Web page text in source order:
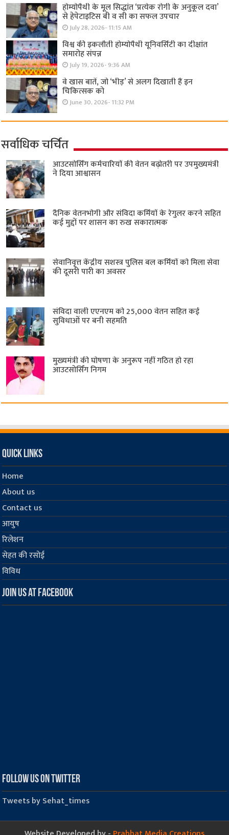
होम्योपैथी के मूल सिद्धांत ‘प्रत्येक रोगी केे अनुकूल दवा’
से हेपेटाइटिस बी व सी का सफल उपचार
July 28, 2026- 11:15 AM
विश्व की इकलौती होम्योपैथी यूनिवर्सिटी का दीक्षांत
समारोह संपन्न
July 19, 2026- 9:36 AM
वे खास बातें, जो ‘भीड़’ से अलग दिखाती हैं इन
चिकित्सक को
June 30, 2026- 11:32 PM
सर्वाधिक चर्चित
आउटसोर्सिंग कर्मचारियों की वेतन बढ़ोतरी पर उपमुख्यमंत्री
ने दिया आश्वासन
दैनिक वेतनभोगी और संविदा कर्मियों के रेगुलर करने सहित
कई मुद्दों पर शासन का रुख सकारात्मक
सेवानिवृत्त केंद्रीय सशस्त्र पुलिस बल ​कर्मियों को मिला सेवा
की दूसरी पारी का अवसर
संविदा वाली एएनएम को 25,000 वेतन सहित कई
सुविधाओं पर बनी सहमति
मुख्यमंत्री की घोषणा के अनुरूप नहीं गठित हो रहा
आउटसोर्सिंग निगम
Quick Links
Home
About us
Contact us
आयुष
रिलेशन
सेहत की रसोई
विविध
Join us at Facebook
Follow us on Twitter
Tweets by Sehat_times